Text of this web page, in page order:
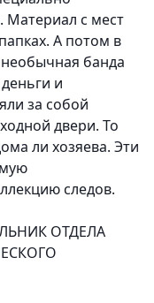
Материал с мест
А потом в
банда
и
за собой
двери. То
ли хозяева. Эти
следов.
ОТДЕЛА